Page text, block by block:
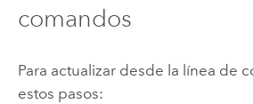
comandos
Para actualizar desde la línea de
estos pasos: